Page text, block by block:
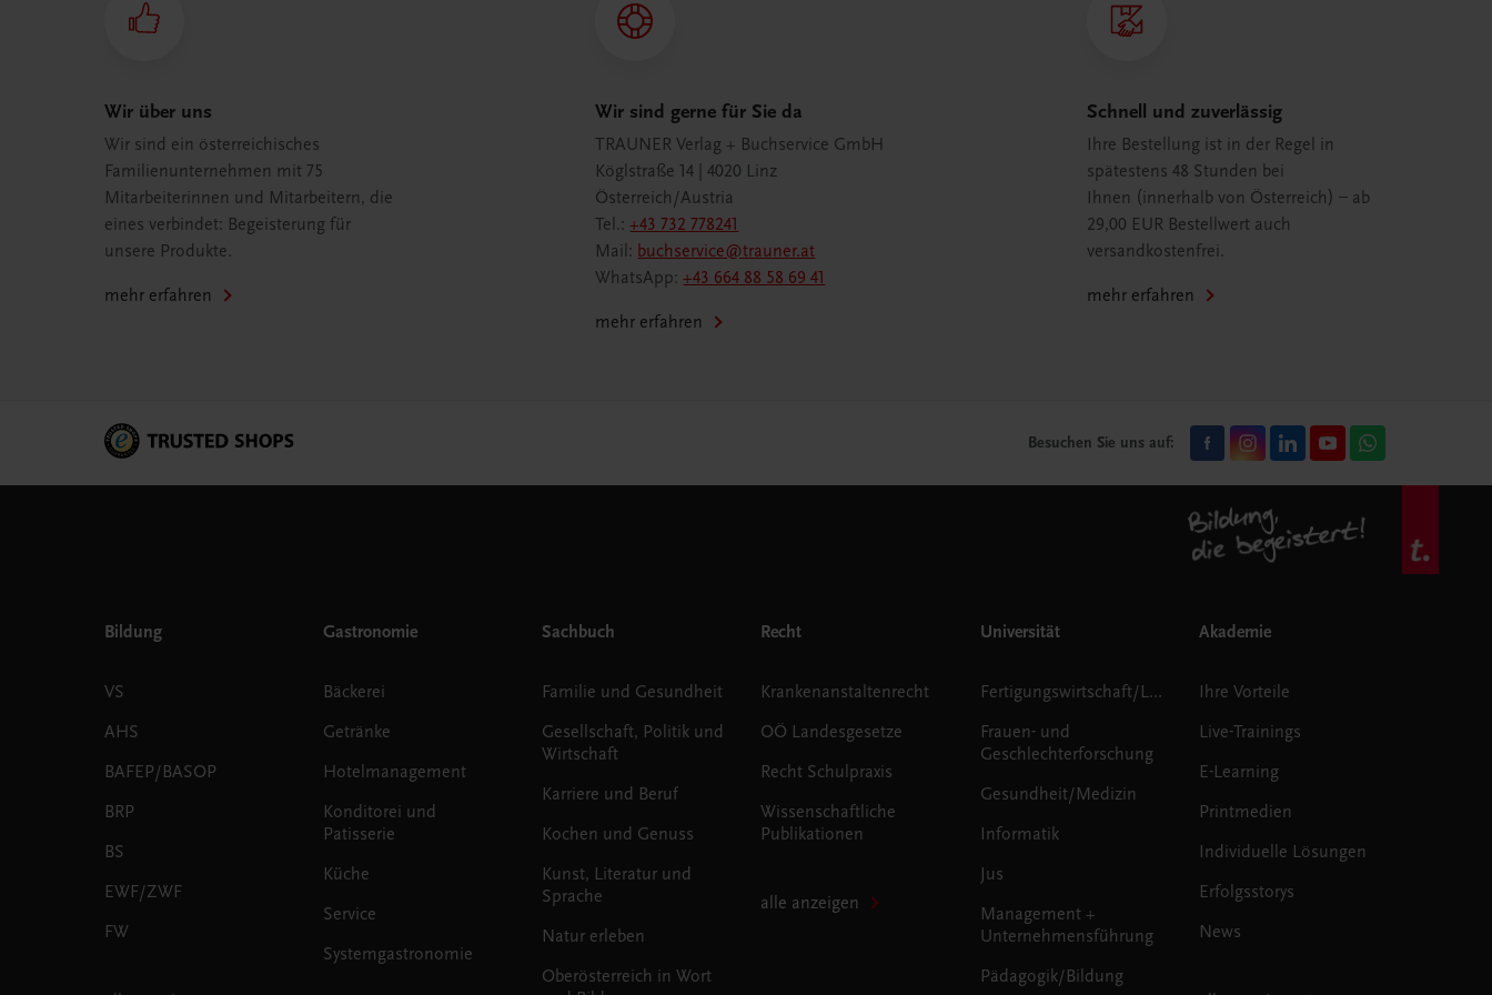
Wir über uns
Wir sind ein österreichisches
Familienunternehmen mit 75
Mitarbeiterinnen und Mitarbeitern, die
eines verbindet: Begeisterung für
unsere Produkte.
mehr erfahren
Wir sind gerne für Sie da
TRAUNER Verlag + Buchservice GmbH
Köglstraße 14 | 4020 Linz
Österreich/Austria
Tel.:+43 732 778241
Mail: buchservice@trauner.at
WhatsApp:+43 664 88 58 69 41
mehr erfahren
Schnell und zuverlässig
Ihre Bestellung ist in der Regel in
spätestens 48 Stunden bei
Ihnen (innerhalb von Österreich) – ab
29,00 EUR Bestellwert auch
versandkostenfrei.
mehr erfahren
Besuchen Sie uns auf:
Bildung
VS
AHS
BAFEP/BASOP
BRP
BS
EWF/ZWF
FW
Gastronomie
Bäckerei
Getränke
Hotelmanagement
Konditorei und
Patisserie
Küche
Service
Systemgastronomie
Sachbuch
Familie und Gesundheit
Gesellschaft, Politik und
Wirtschaft
Karriere und Beruf
Kochen und Genuss
Kunst, Literatur und
Sprache
Natur erleben
Oberösterreich in Wort
Recht
Krankenanstaltenrecht
OÖ Landesgesetze
Recht Schulpraxis
Wissenschaftliche
Publikationen
alle anzeigen
Universität
Fertigungswirtschaft/Logistik
Frauen- und
Geschlechterforschung
Gesundheit/Medizin
Informatik
Jus
Management +
Unternehmensführung
Pädagogik/Bildung
Akademie
Ihre Vorteile
Live-Trainings
E-Learning
Printmedien
Individuelle Lösungen
Erfolgsstorys
News